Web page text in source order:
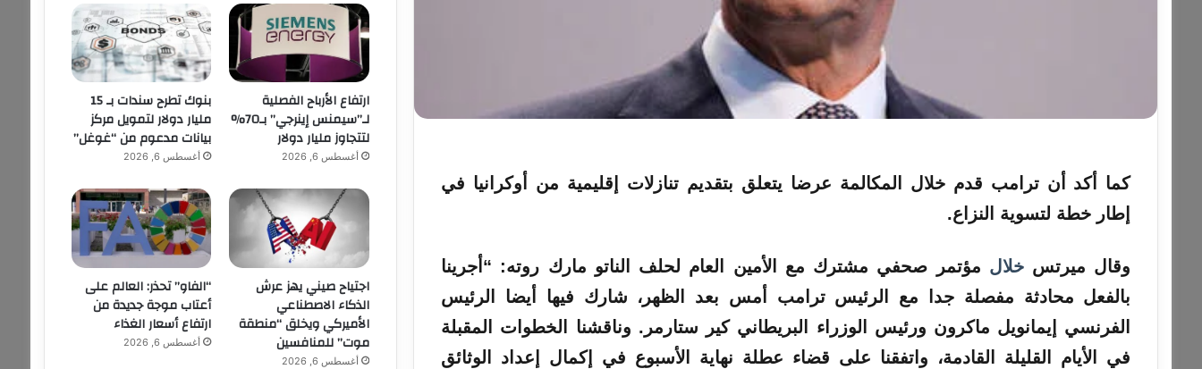
كما أكد أن ترامب قدمخلال المكالمة عرضا يتعلق بتقديم تنازلات إقليمية من أوكرانيا في
إطار خطة لتسوية النزاع.
وقال ميرتس خلال مؤتمر صحفي مشترك مع الأمين العام لحلف الناتو مارك روته: “أجرينا
بالفعل محادثة مفصلة جدا مع الرئيس ترامب أمس بعد الظهر، شارك فيها أيضا الرئيس
الفرنسي إيمانويل ماكرون ورئيس الوزراء البريطاني كير ستارمر. وناقشنا الخطوات المقبلة
في الأيام القليلة القادمة، واتفقنا على قضاء عطلة نهاية الأسبوع في إكمال إعداد الوثائق
ارتفاع الأرباح الفصلية
لـ”سيمنس إينرجي” بـ70%
لتتجاوز مليار دولار
أغسطس 6, 2026
بنوك تطرح سندات بـ 15
مليار دولار لتمويل مركز
بيانات مدعوم من “غوغل”
أغسطس 6, 2026
اجتياح صيني يهز عرش
الذكاء الاصطناعي
الأميركي ويخلق “منطقة
موت” للمنافسين
أغسطس 6, 2026
“الفاو” تحذر: العالم على
أعتاب موجة جديدة من
ارتفاع أسعار الغذاء
أغسطس 6, 2026